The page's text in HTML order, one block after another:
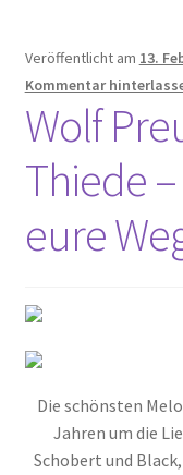
Veröffentlicht am 13.
Kommentar
Wolf
Thiede
eure
Die schönsten
Jahren um die
Schobert und